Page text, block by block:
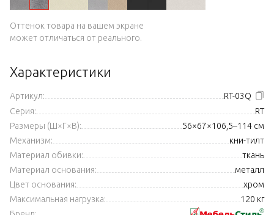
Оттенок товара на вашем экране
может отличаться от реального.
Характеристики
Артикул:
RT-03Q
Серия:
RT
Размеры (Ш×Г×В):
56×67×106,5–114 см
Механизм:
кни-тилт
Материал обивки:
ткань
Материал основания:
металл
Цвет основания:
хром
Максимальная нагрузка:
120 кг